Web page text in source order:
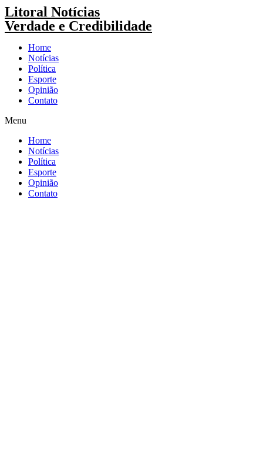
Pular
para
o
Litoral Notícias
Verdade e Credibilidade
Home
Notícias
Política
Esporte
Opinião
Contato
Menu
Home
Notícias
Política
Esporte
Opinião
Contato